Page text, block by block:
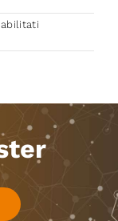
su